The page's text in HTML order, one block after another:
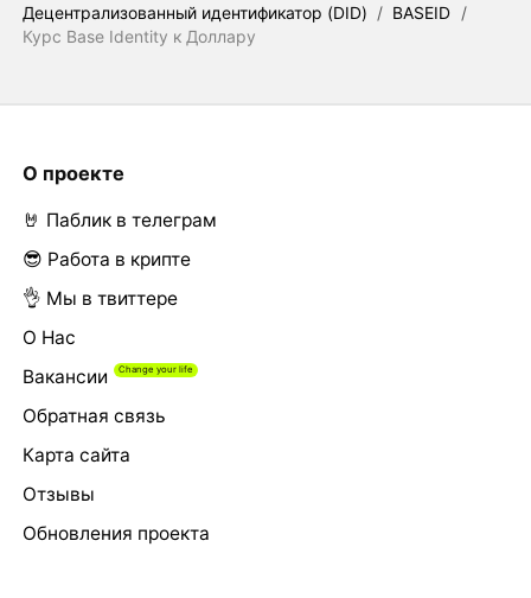
Децентрализованный идентификатор (DID) / BASEID /
Курс Base Identity к Доллару
О проекте
🤘 Паблик в телеграм
😎 Работа в крипте
👌 Мы в твиттере
О Нас
Вакансии
Обратная связь
Карта сайта
Отзывы
Обновления проекта